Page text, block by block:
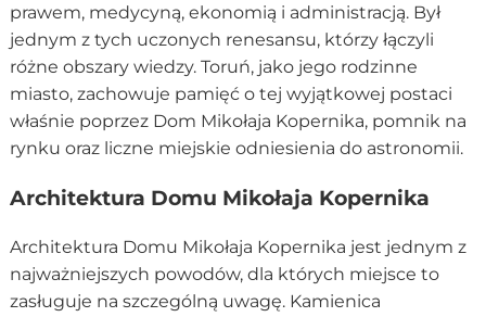
prawem, medycyną, ekonomią i administracją. Był
jednym z tych uczonych renesansu, którzy łączyli
różne obszary wiedzy. Toruń, jako jego rodzinne
miasto, zachowuje pamięć o tej wyjątkowej postaci
właśnie poprzez Dom Mikołaja Kopernika, pomnik na
rynku oraz liczne miejskie odniesienia do astronomii.
Architektura Domu Mikołaja Kopernika
Architektura Domu Mikołaja Kopernika jest jednym z
najważniejszych powodów, dla których miejsce to
zasługuje na szczególną uwagę. Kamienica